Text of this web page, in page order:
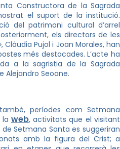
Constructora de la Sagrada
el suport de la institució.
del patrimoni cultural d’arrel
els directors de les
Clàudia Pujol i Joan Morales, han
més destacades. L’acte ha
a la sagristia de la Sagrada
Alejandro Seoane.
períodes com Setmana
la web, activitats que el visitant
Setmana Santa es suggeriran
amb la figura del Crist; a